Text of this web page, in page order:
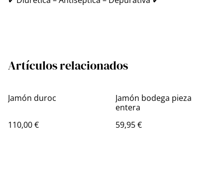
Artículos relacionados
Jamón duroc
110,00 €
Jamón bodega pieza
entera
59,95 €